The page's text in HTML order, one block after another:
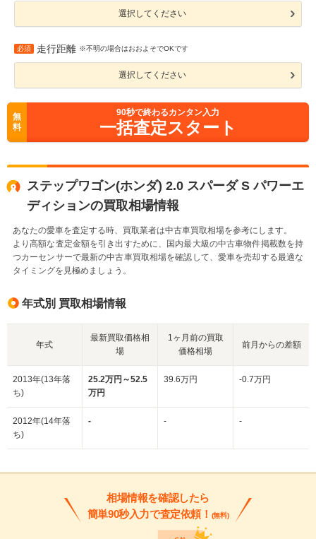
選択してください
必須 走行距離 ※不明の場合はおおよそでOKです
選択してください
無
料
90秒で終わるカンタン入力
一括査定スタート
ステップワゴン(ホンダ) 2.0 スパーダ S パワーエ
ディションの買取相場情報
あなたの愛車を査定する時、買取業者は中古車買取相場を参考にします。
より高額な査定金額を引き出すために、国内最大級の中古車物件掲載数を持
つカーセンサーで最新の中古車買取相場を確認して、愛車を売却する最適な
タイミングを見極めましょう。
年式別 買取相場情報
年式
最新買取価格相
場
1ヶ月前の買取
価格相場
前月からの差額
2013年(13年落
ち)
25.2万円～52.5
万円
39.6万円 -0.7万円
2012年(14年落
ち)
- - -
相場情報を確認したら
簡単90秒入力で査定依頼！ (無料)